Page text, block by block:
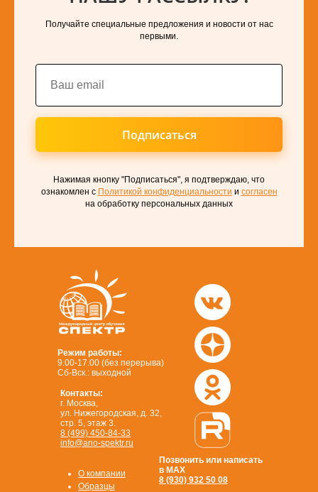
Получайте специальные предложения и новости от нас
первыми.
Подписаться
Нажимая кнопку "Подписаться", я подтверждаю, что
ознакомлен с Политикой конфиденциальности и согласен
на обработку персональных данных
Режим работы:
9.00-17.00 (без перерыва)
Сб-Вск.: выходной
Позвонить или написать
в MAX
8 (930) 932 50 08
Контакты:
г. Москва,
ул. Нижегородская, д. 32,
стр. 5, этаж 3.
8 (499) 450-84-33
info@ano-spektr.ru
О компании
Образцы